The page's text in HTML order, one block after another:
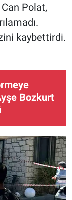
Polat,
kaybettirdi.
Bozkurt